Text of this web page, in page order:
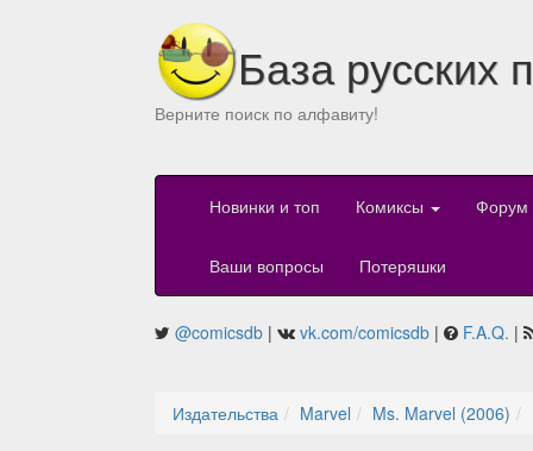
База русских
Верните поиск по алфавиту!
Новинки и топ Комиксы Форум
Ваши вопросы Потеряшки
@comicsdb | vk.com/comicsdb | F.A.Q. |
Издательства Marvel Ms. Marvel (2006)